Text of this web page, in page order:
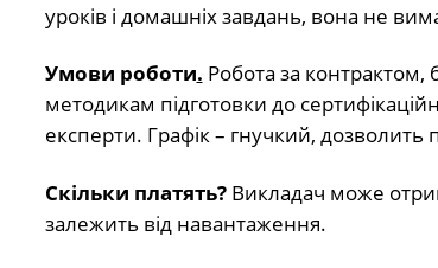
уроків і домашніх завдань, вона не
Умови роботи. Робота за
методикам підготовки до
експерти. Графік – гнучкий,
Скільки платять? Викладач може
залежить від навантаження.